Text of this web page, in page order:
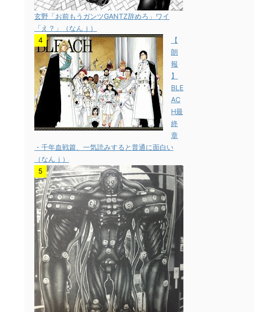
玄野「お前もうガンツGANTZ辞めろ」ワイ
「え？」（なんｊ）
【
朗
報
】
BLE
AC
H最
終
章
・千年血戦篇、一気読みすると普通に面白い
（なんｊ）